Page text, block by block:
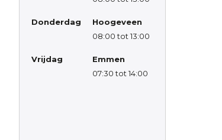
Donderdag
Hoogeveen
08:00 tot 13:00
Vrijdag
Emmen
07:30 tot 14:00